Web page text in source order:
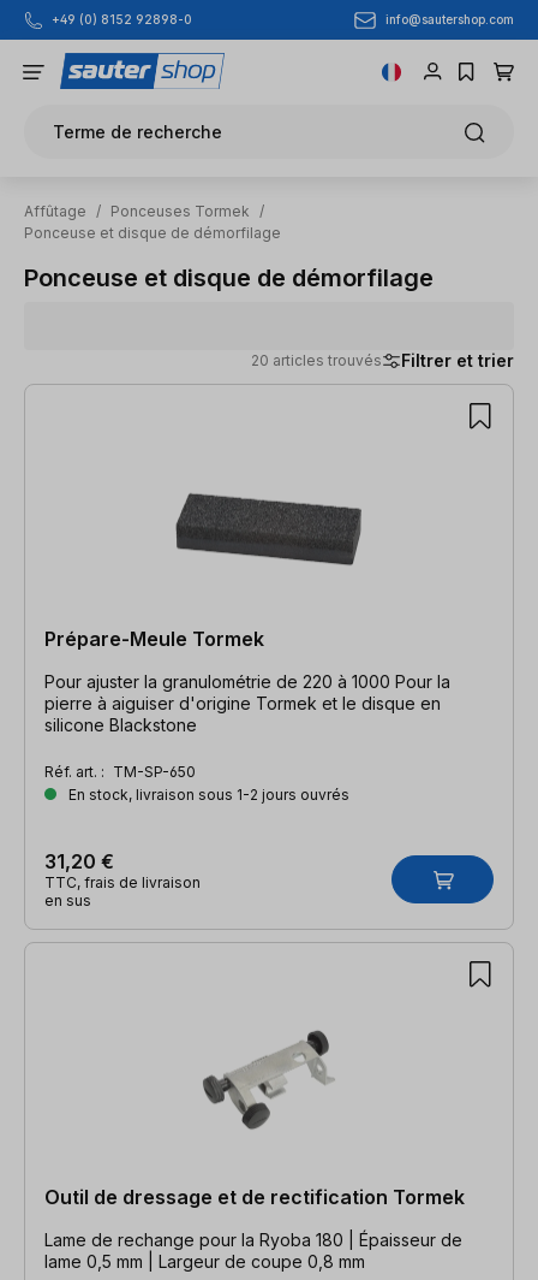
Passer au contenu principal
+49 (0) 8152 92898-0 info@sautershop.com
Terme de recherche
Affûtage / Ponceuses Tormek
/
Ponceuse et disque de démorfilage
Ponceuse et disque de démorfilage
20 articles trouvés Filtrer et trier
20 articles trouvés
Prépare-Meule Tormek
Pour ajuster la granulométrie de 220 à 1000 Pour la
pierre à aiguiser d'origine Tormek et le disque en
silicone Blackstone
Réf. art. : TM-SP-650
En stock, livraison sous 1-2 jours ouvrés
31,20 €
TTC, frais de livraison
en sus
Outil de dressage et de rectification Tormek
Lame de rechange pour la Ryoba 180 | Épaisseur de
lame 0,5 mm | Largeur de coupe 0,8 mm